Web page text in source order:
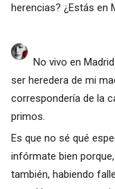
herencias? ¿Estás en
No vivo en
ser heredera de mi
correspondería de la
primos.
Es que no sé qué
infórmate bien
también, habiendo